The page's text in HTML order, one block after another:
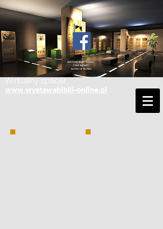
Wirtualny spacer
www.wystawabiblii-online.pl